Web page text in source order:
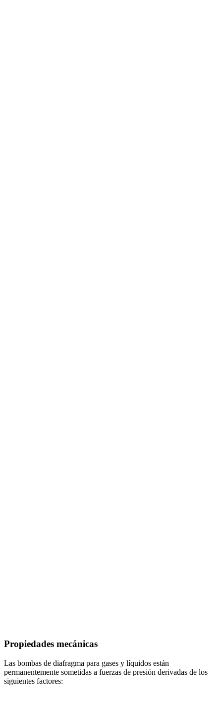
Propiedades mecánicas
Las bombas de diafragma para gases y líquidos están
permanentemente sometidas a fuerzas de presión derivadas de los
siguientes factores: